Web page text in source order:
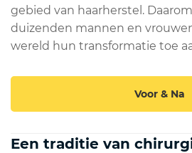
gebied van haarherstel.
duizenden mannen en
wereld hun transformatie toe
Voor & Na
Een traditie van